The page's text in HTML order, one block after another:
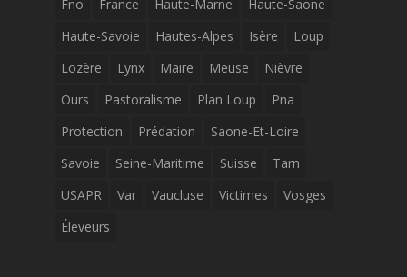
Fno
France Haute-Marne
Haute-Saone
Haute-Savoie
Hautes-Alpes Isère
Loup
Lozère
Lynx Maire Meuse
Nièvre
Ours
Pastoralisme Plan Loup
Pna
Protection
Prédation
Saone-Et-Loire
Savoie
Seine-Maritime Suisse
Tarn
USAPR
Var Vaucluse Victimes
Vosges
Éleveurs